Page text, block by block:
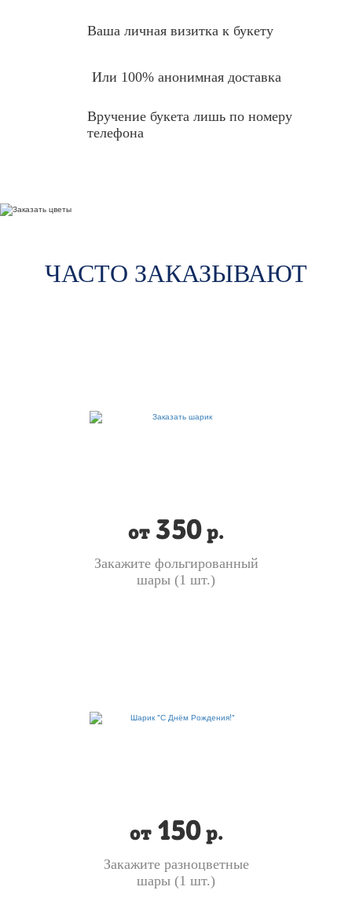
Ваша личная визитка к букету
Или 100% анонимная доставка
Вручение букета лишь по номеру
телефона
ЧАСТО ЗАКАЗЫВАЮТ
от 350 р.
Закажите фольгированный
шары (1 шт.)
от 150р.
Закажите разноцветные
шары (1 шт.)